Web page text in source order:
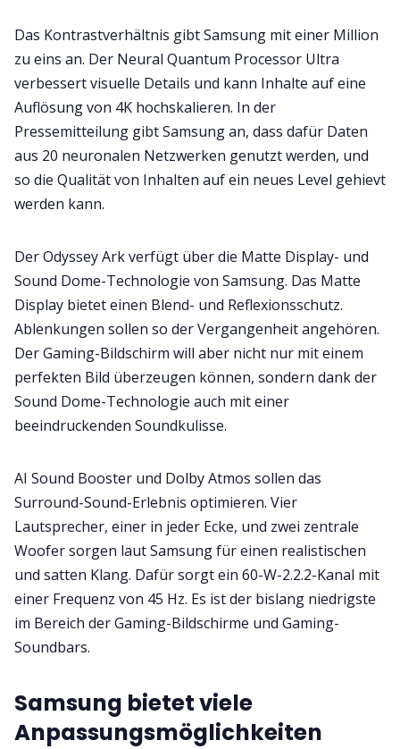
Das Kontrastverhältnis gibt Samsung mit einer Million
zu eins an. Der Neural Quantum Processor Ultra
verbessert visuelle Details und kann Inhalte auf eine
Auflösung von 4K hochskalieren. In der
Pressemitteilung gibt Samsung an, dass dafür Daten
aus 20 neuronalen Netzwerken genutzt werden, und
so die Qualität von Inhalten auf ein neues Level gehievt
werden kann.
Der Odyssey Ark verfügt über die Matte Display- und
Sound Dome-Technologie von Samsung. Das Matte
Display bietet einen Blend- und Reflexionsschutz.
Ablenkungen sollen so der Vergangenheit angehören.
Der Gaming-Bildschirm will aber nicht nur mit einem
perfekten Bild überzeugen können, sondern dank der
Sound Dome-Technologie auch mit einer
beeindruckenden Soundkulisse.
AI Sound Booster und Dolby Atmos sollen das
Surround-Sound-Erlebnis optimieren. Vier
Lautsprecher, einer in jeder Ecke, und zwei zentrale
Woofer sorgen laut Samsung für einen realistischen
und satten Klang. Dafür sorgt ein 60-W-2.2.2-Kanal mit
einer Frequenz von 45 Hz. Es ist der bislang niedrigste
im Bereich der Gaming-Bildschirme und Gaming-
Soundbars.
Samsung bietet viele
Anpassungsmöglichkeiten